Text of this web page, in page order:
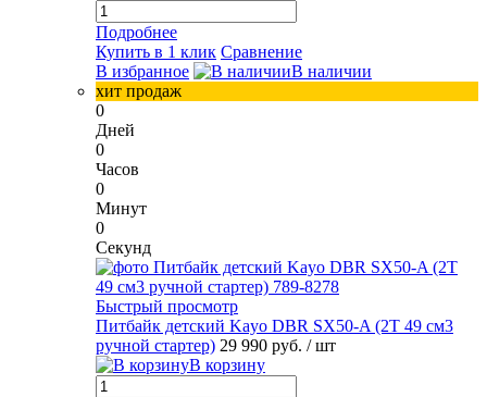
Подробнее
Купить в 1 клик Сравнение
В избранное
В наличии
хит продаж
0
Дней
0
Часов
0
Минут
0
Секунд
Быстрый просмотр
Питбайк детский Kayo DBR SX50-A (2T 49 см3
ручной стартер) 29 990 руб. / шт
В корзину